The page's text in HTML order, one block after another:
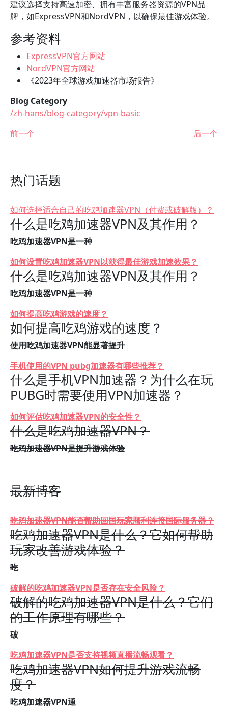
建议选择支持高速加密、拥有丰富服务器资源的VPN品
牌，如ExpressVPN和NordVPN，以确保最佳游戏体验。
参考资料
ExpressVPN官方网站
NordVPN官方网站
《2023年全球游戏加速器市场报告》
Blog Category
/zh-hans/blog-category/vpn-basic
前一个
后一个
热门话题
如何选择适合自己的吃鸡加速器VPN（付费或破解版）？
什么是吃鸡加速器VPN及其作用？
吃鸡加速器VPN是一种
如何设置吃鸡加速器VPN以获得最佳游戏加速效果？
什么是吃鸡加速器VPN及其作用？
吃鸡加速器VPN是一种
如何提高吃鸡游戏的速度？
如何提高吃鸡游戏的速度？
使用吃鸡加速器VPN能显著提升
手机使用的VPN pubg加速器有哪些推荐？
什么是手机VPN加速器？为什么在玩
PUBG时需要使用VPN加速器？
如何评估吃鸡加速器VPN的安全性？
什么是吃鸡加速器VPN？
吃鸡加速器VPN是提升游戏体验
最新博客
吃鸡加速器VPN能否帮助回国玩家顺利连接国际服务器？
吃鸡加速器VPN是什么？它如何帮助
玩家改善游戏体验？
吃
破解的吃鸡加速器VPN是否存在安全风险？
破解的吃鸡加速器VPN是什么？它们
的工作原理有哪些？
破
吃鸡加速器VPN是否支持视频直播流畅观看？
吃鸡加速器VPN如何提升游戏流畅
度？
吃鸡加速器VPN通